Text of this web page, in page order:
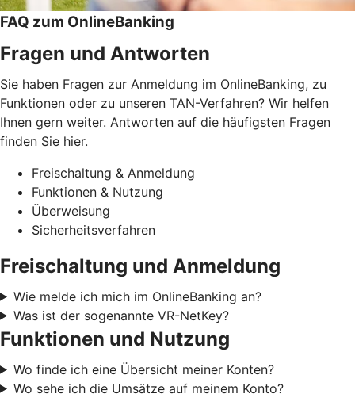
FAQ zum OnlineBanking
Fragen und Antworten
Sie haben Fragen zur Anmeldung im OnlineBanking, zu
Funktionen oder zu unseren TAN-Verfahren? Wir helfen
Ihnen gern weiter. Antworten auf die häufigsten Fragen
finden Sie hier.
Freischaltung & Anmeldung
Funktionen & Nutzung
Überweisung
Sicherheitsverfahren
Freischaltung und Anmeldung
Wie melde ich mich im OnlineBanking an?
Was ist der sogenannte VR-NetKey?
Funktionen und Nutzung
Wo finde ich eine Übersicht meiner Konten?
Wo sehe ich die Umsätze auf meinem Konto?